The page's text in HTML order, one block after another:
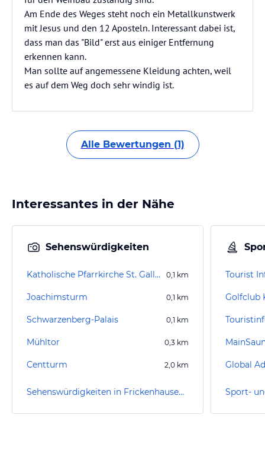
Am Ende des Weges steht noch ein Metallkunstwerk
mit Jesus und den 12 Aposteln. Interessant dabei ist,
dass man das "Bild" erst aus einiger Entfernung
erkennen kann.
Man sollte auf angemessene Kleidung achten, weil
es auf dem Weg doch sehr windig ist.
Alle Bewertungen (1)
Interessantes in der Nähe
Sehenswürdigkeiten
Katholische Pfarrkirche St. Gallus 0,1 km
Joachimsturm 0,1 km
Schwarzenberg-Palais 0,1 km
Mühltor 0,3 km
Centturm 2,0 km
Sehenswürdigkeiten in Frickenhausen am Main
Tourist
Golfclub